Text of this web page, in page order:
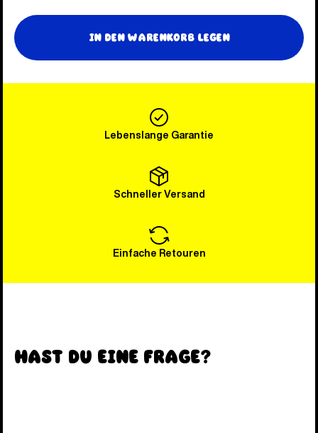
In den Warenkorb legen
Lebenslange Garantie
Schneller Versand
Einfache Retouren
Hast du eine Frage?